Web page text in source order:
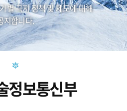
별 극지 정책 및 제도에 대해
지합니다.
정보통신부